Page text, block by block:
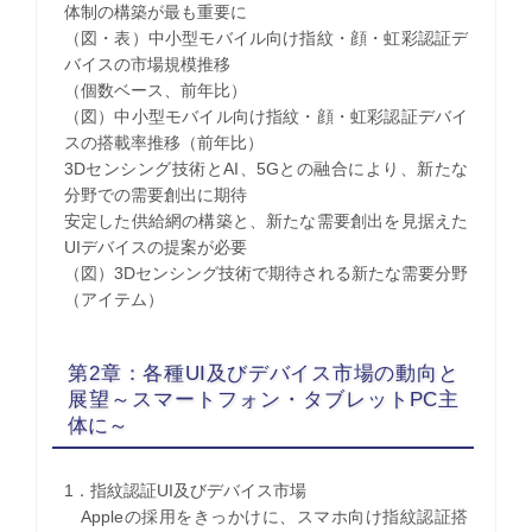
体制の構築が最も重要に
（図・表）中小型モバイル向け指紋・顔・虹彩認証デ
バイスの市場規模推移
（個数ベース、前年比）
（図）中小型モバイル向け指紋・顔・虹彩認証デバイ
スの搭載率推移（前年比）
3Dセンシング技術とAI、5Gとの融合により、新たな
分野での需要創出に期待
安定した供給網の構築と、新たな需要創出を見据えた
UIデバイスの提案が必要
（図）3Dセンシング技術で期待される新たな需要分野
（アイテム）
第2章：各種UI及びデバイス市場の動向と
展望～スマートフォン・タブレットPC主
体に～
1．指紋認証UI及びデバイス市場
Appleの採用をきっかけに、スマホ向け指紋認証搭